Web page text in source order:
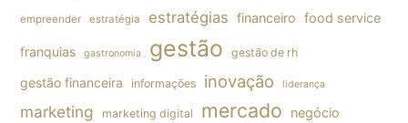
empreender estratégia estratégias financeiro food service
franquias gastronomia gestão gestão de rh
gestão financeira informações inovação liderança
marketing marketing digital mercado negócio